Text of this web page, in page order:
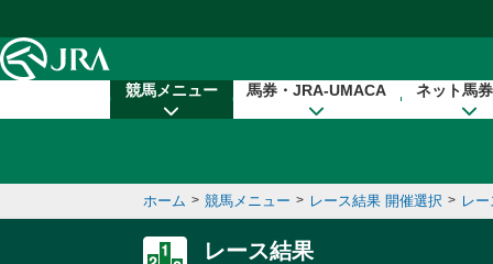
競馬メニュー 馬券・JRA-UMACA ネット馬
ホーム > 競馬メニュー > レース結果 開催選択 > レ
レース結果